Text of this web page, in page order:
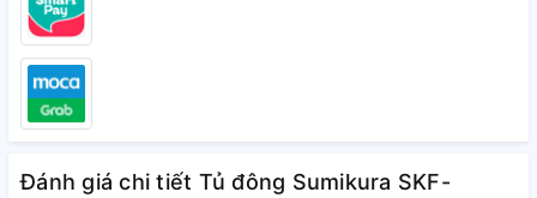
Đánh giá chi tiết Tủ đông Sumikura SKF-